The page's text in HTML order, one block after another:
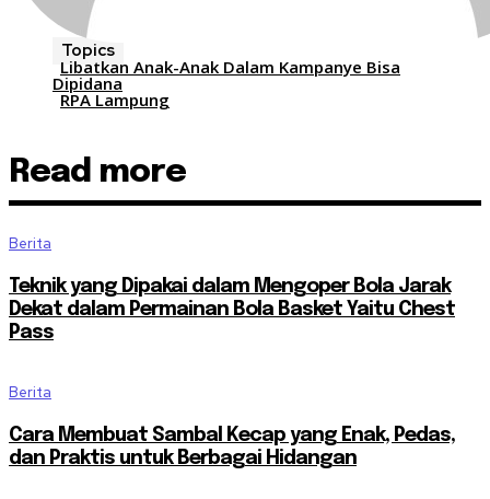
Topics
Libatkan Anak-Anak Dalam Kampanye Bisa
Dipidana
RPA Lampung
Read more
Berita
Teknik yang Dipakai dalam Mengoper Bola Jarak
Dekat dalam Permainan Bola Basket Yaitu Chest
Pass
Berita
Cara Membuat Sambal Kecap yang Enak, Pedas,
dan Praktis untuk Berbagai Hidangan